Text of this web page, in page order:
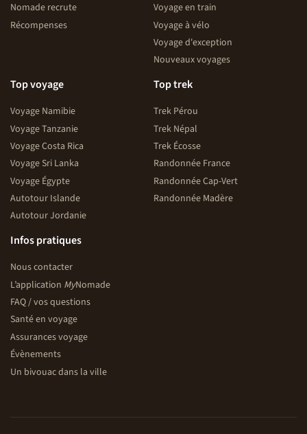
Nomade recrute
Récompenses
Voyage en train
Voyage à vélo
Voyage d'exception
Nouveaux voyages
Top voyage
Voyage Namibie
Voyage Tanzanie
Voyage Costa Rica
Voyage Sri Lanka
Voyage Égypte
Autotour Islande
Autotour Jordanie
Top trek
Trek Pérou
Trek Népal
Trek Écosse
Randonnée France
Randonnée Cap-Vert
Randonnée Madère
Infos pratiques
Nous contacter
L’application MyNomade
FAQ / vos questions
Santé en voyage
Assurances voyage
Évènements
Un bivouac dans la ville